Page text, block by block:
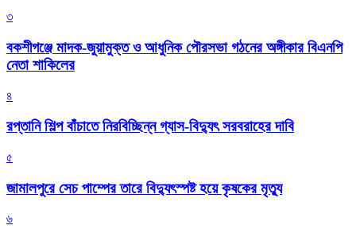
৩
বকশীগঞ্জে মাদক-জুয়ামুক্ত ও আধুনিক পৌরসভা গঠনের অঙ্গীকার বিএনপি
নেতা শাকিলের
৪
রপ্তানি শিল্প বাঁচাতে নিরবিচ্ছিন্ন গ্যাস-বিদ্যুৎ সরবরাহের দাবি
৫
জামালপুরে সেচ পাম্পের তারে বিদ্যুৎস্পষ্ট হয়ে কৃষকের মৃত্যু
৬